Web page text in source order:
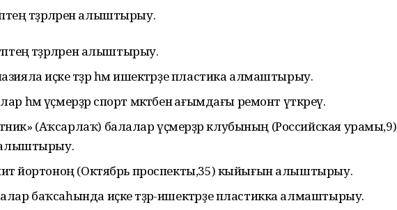
тәҙрәләрен алыштырыу.
тәҙрәләрен алыштырыу.
иҫке тәҙрә һәм ишектәрҙе пластика алмаштырыу.
һәм үҫмерҙәр спорт мәктәбенә ағымдағы ремонт үткәреү.
(Аҡсарлаҡ) балалар үҫмерҙәр клубының (Российская урамы,9)
алыштырыу.
йортоноң (Октябрь проспекты,35) кыйығын алыштырыу.
баҡсаһында иҫке тәҙрә-ишектәрҙе пластикка алмаштырыу.